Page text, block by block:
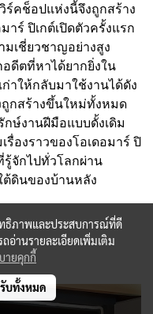
ร์คช็อปแห่งนี้จึงถูกสร้าง
ร์ ปิเกต์เปิดตัวครั้งแรก
เชี่ยวชาญอย่างสูง
ดีตที่หาได้ยากยิ่งใน
าให้กลับมาใช้งานได้ดัง
ถูกสร้างขึ้นใหม่ทั้งหมด
ษ์งานฝีมือแบบดั้งเดิม
รื่องราวของโอเดอมาร์ ปิ
จักไปทั่วโลกผ่าน
ดินของบ้านหลัง
ทธิภาพและประสบการณ์ที่ดี
อ่านรายละเอียดเพิ่มเติม
ายคุกกี้
บทั้งหมด